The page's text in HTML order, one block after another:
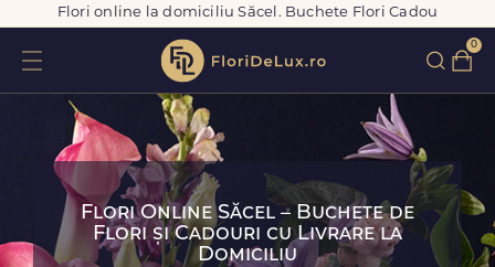
Flori online la domiciliu Săcel. Buchete Flori Cadou
0
Flori Online Săcel – Buchete de
Flori și Cadouri cu Livrare la
Domiciliu